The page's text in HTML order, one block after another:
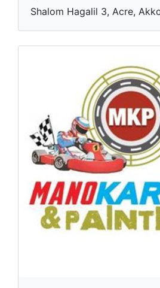
Shalom Hagalil 3, Acre,